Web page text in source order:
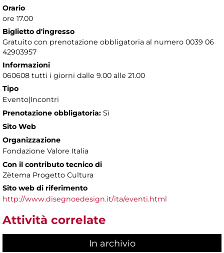
Orario
ore 17.00
Biglietto d'ingresso
Gratuito con prenotazione obbligatoria al numero 0039 06
42903957
Informazioni
060608 tutti i giorni dalle 9.00 alle 21.00
Tipo
Evento|Incontri
Prenotazione obbligatoria: Sì
Sito Web
Organizzazione
Fondazione Valore Italia
Con il contributo tecnico di
Zètema Progetto Cultura
Sito web di riferimento
http://www.disegnoedesign.it/ita/eventi.html
Attività correlate
In archivio